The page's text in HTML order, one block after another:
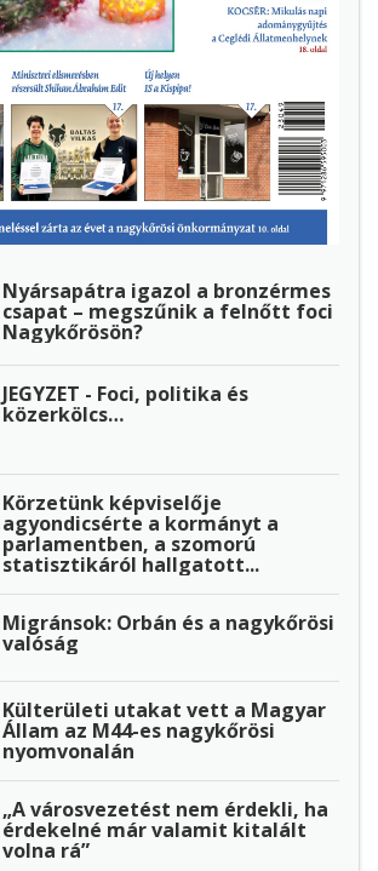
Nyársapátra igazol a bronzérmes
csapat – megszűnik a felnőtt foci
Nagykőrösön?
JEGYZET - Foci, politika és
közerkölcs…
Körzetünk képviselője
agyondicsérte a kormányt a
parlamentben, a szomorú
statisztikáról hallgatott...
Migránsok: Orbán és a nagykőrösi
valóság
Külterületi utakat vett a Magyar
Állam az M44-es nagykőrösi
nyomvonalán
„A városvezetést nem érdekli, ha
érdekelné már valamit kitalált
volna rá”